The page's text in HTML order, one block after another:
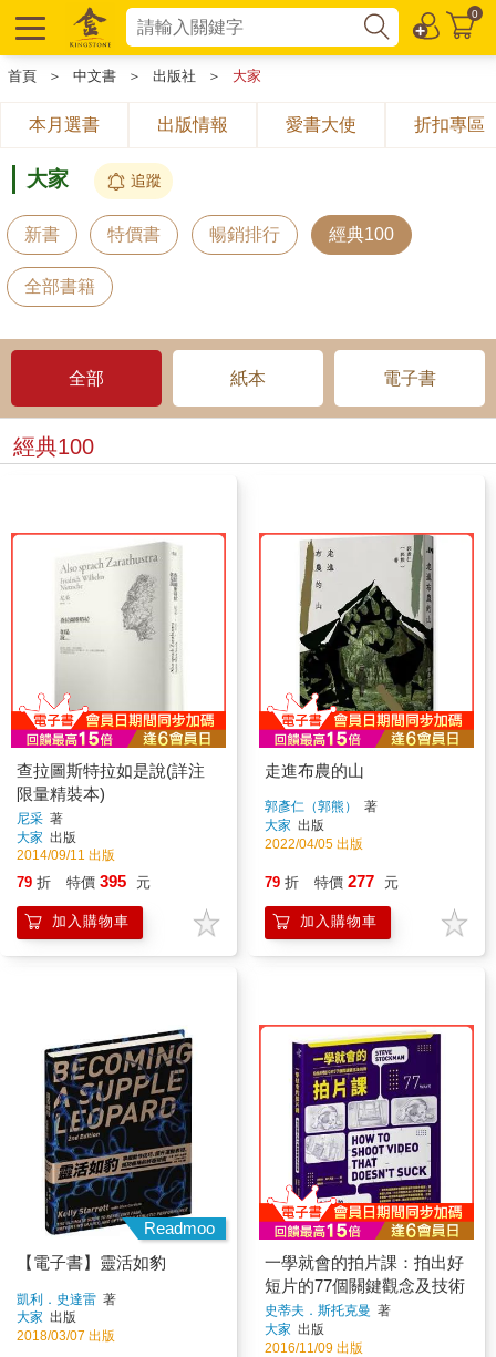
0
首頁 ＞ 中文書 ＞ 出版社 ＞ 大家
本月選書 出版情報 愛書大使 折扣專區
大家 追蹤
新書 特價書 暢銷排行 經典100
全部書籍
全部 紙本 電子書
經典100
查拉圖斯特拉如是說(詳注
限量精裝本)
尼采 著
大家 出版
2014/09/11 出版
79 折 特價 395 元
加入購物車
走進布農的山
郭彥仁（郭熊）
著
大家 出版
2022/04/05 出版
79 折 特價 277 元
加入購物車
Readmoo
【電子書】靈活如豹
凱利．史達雷 著
大家 出版
2018/03/07 出版
一學就會的拍片課：拍出好
短片的77個關鍵觀念及技術
史蒂夫．斯托克曼 著
大家 出版
2016/11/09 出版